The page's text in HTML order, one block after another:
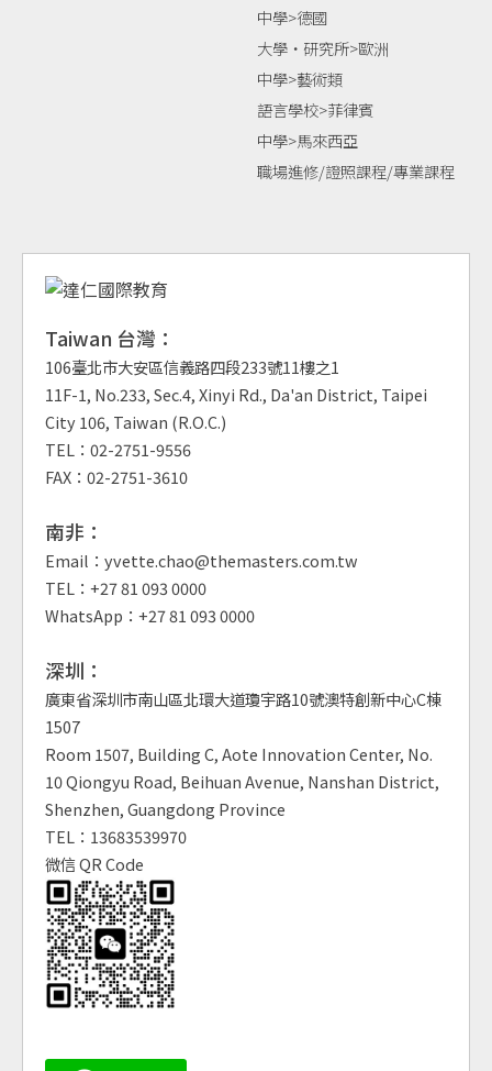
中學>德國
大學‧研究所>歐洲
中學>藝術類
語言學校>菲律賓
中學>馬來西亞
職場進修/證照課程/專業課程
Taiwan 台灣：
106臺北市大安區信義路四段233號11樓之1
11F-1, No.233, Sec.4, Xinyi Rd., Da'an District, Taipei
City 106, Taiwan (R.O.C.)
TEL：02-2751-9556
FAX：02-2751-3610
南非：
Email：yvette.chao@themasters.com.tw
TEL：+27 81 093 0000
WhatsApp：+27 81 093 0000
深圳：
廣東省深圳市南山區北環大道瓊宇路10號澳特創新中心C棟
1507
Room 1507, Building C, Aote Innovation Center, No.
10 Qiongyu Road, Beihuan Avenue, Nanshan District,
Shenzhen, Guangdong Province
TEL：13683539970
微信 QR Code